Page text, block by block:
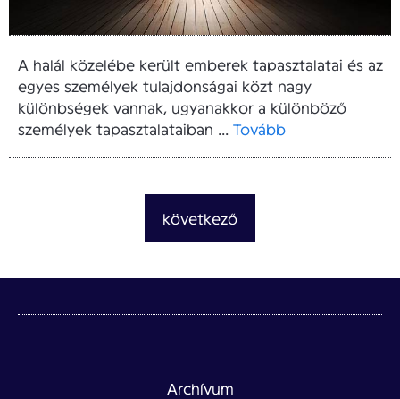
A halál közelébe került emberek tapasztalatai és az
egyes személyek tulajdonságai közt nagy
különbségek vannak, ugyanakkor a különböző
személyek tapasztalataiban ... Tovább
következő
Archívum